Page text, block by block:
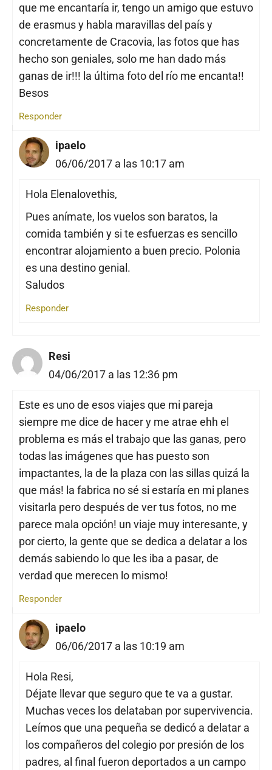
que me encantaría ir, tengo un amigo que estuvo
de erasmus y habla maravillas del país y
concretamente de Cracovia, las fotos que has
hecho son geniales, solo me han dado más
ganas de ir!!! la última foto del río me encanta!!
Besos
Responder
ipaelo
06/06/2017 a las 10:17 am
Hola Elenalovethis,
Pues anímate, los vuelos son baratos, la
comida también y si te esfuerzas es sencillo
encontrar alojamiento a buen precio. Polonia
es una destino genial.
Saludos
Responder
Resi
04/06/2017 a las 12:36 pm
Este es uno de esos viajes que mi pareja
siempre me dice de hacer y me atrae ehh el
problema es más el trabajo que las ganas, pero
todas las imágenes que has puesto son
impactantes, la de la plaza con las sillas quizá la
que más! la fabrica no sé si estaría en mi planes
visitarla pero después de ver tus fotos, no me
parece mala opción! un viaje muy interesante, y
por cierto, la gente que se dedica a delatar a los
demás sabiendo lo que les iba a pasar, de
verdad que merecen lo mismo!
Responder
ipaelo
06/06/2017 a las 10:19 am
Hola Resi,
Déjate llevar que seguro que te va a gustar.
Muchas veces los delataban por supervivencia.
Leímos que una pequeña se dedicó a delatar a
los compañeros del colegio por presión de los
padres, al final fueron deportados a un campo